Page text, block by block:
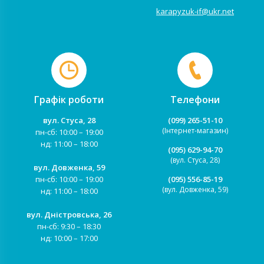
karapyzuk-if@ukr.net
Графік роботи
вул. Стуса, 28
пн-сб: 10:00 – 19:00
нд: 11:00 – 18:00
вул. Довженка, 59
пн-сб: 10:00 – 19:00
нд: 11:00 – 18:00
вул. Дністровська, 26
пн-сб: 9:30 – 18:30
нд: 10:00 – 17:00
Телефони
(099) 265-51-10
(Інтернет-магазин)
(095) 629-94-70
(вул. Стуса, 28)
(095) 556-85-19
(вул. Довженка, 59)